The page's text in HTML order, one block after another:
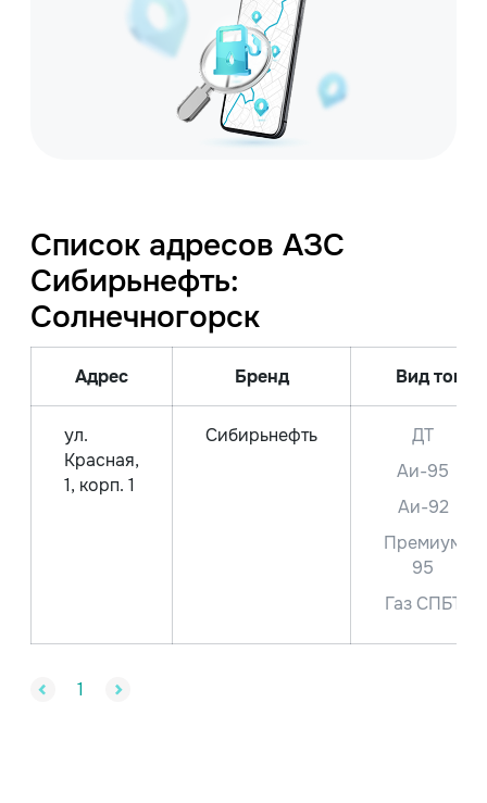
Список адресов АЗС
Сибирьнефть:
Солнечногорск
Адрес Бренд Вид
ул.
Красная,
1, корп. 1
Сибирьнефть
ДТ
Аи-95
Аи-92
Премиум
95
Газ СПБТ
1